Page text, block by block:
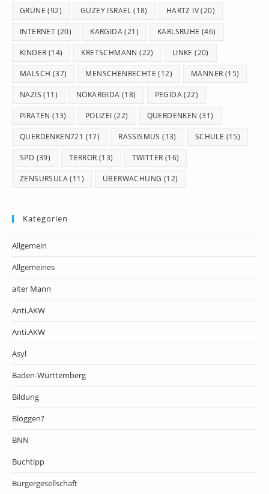
GRÜNE (92) GÜZEY ISRAEL (18) HARTZ IV(20)
INTERNET (20) KARGIDA(21) KARLSRUHE (46)
KINDER (14) KRETSCHMANN (22) LINKE (20)
MALSCH (37) MENSCHENRECHTE (12) MÄNNER (15)
NAZIS (11) NOKARGIDA (18) PEGIDA(22)
PIRATEN (13) POLIZEI (22) QUERDENKEN (31)
QUERDENKEN721 (17) RASSISMUS (13) SCHULE (15)
SPD (39) TERROR (13) TWITTER (16)
ZENSURSULA(11) ÜBERWACHUNG (12)
Kategorien
Allgemein
Allgemeines
alter Mann
Anti.AKW
Anti.AKW
Asyl
Baden-Württemberg
Bildung
Bloggen?
BNN
Buchtipp
Bürgergesellschaft